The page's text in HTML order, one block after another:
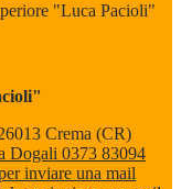
"Luca Pacioli"
Crema (CR)
Dogali 0373 83094
inviare una mail